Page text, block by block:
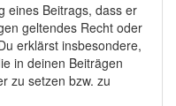
eines Beitrags, dass er
geltendes Recht oder
erklärst insbesondere,
in deinen Beiträgen
zu setzen bzw. zu